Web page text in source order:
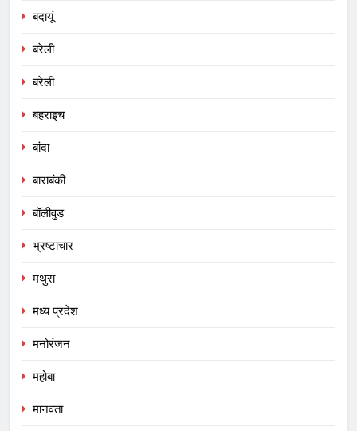
बदायूं
बरेली
बरेली
बहराइच
बांदा
बाराबंकी
बॉलीवुड
भ्रष्टाचार
मथुरा
मध्य प्रदेश
मनोरंजन
महोबा
मानवता